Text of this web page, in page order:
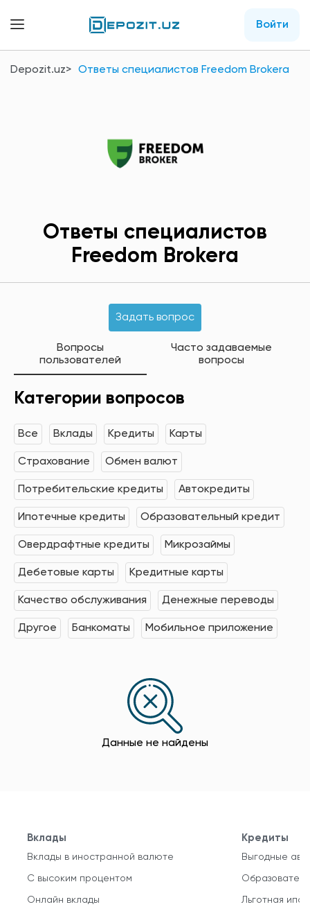
Войти
Depozit.uz Ответы специалистов Freedom Brokerа
Ответы специалистов
Freedom Brokerа
Задать вопрос
Вопросы
пользователей
Часто задаваемые
вопросы
Категории вопросов
Все Вклады Кредиты Карты
Страхование Обмен валют
Потребительские кредиты Автокредиты
Ипотечные кредиты Образовательный кредит
Овердрафтные кредиты Микрозаймы
Дебетовые карты Кредитные карты
Качество обслуживания Денежные переводы
Другое Банкоматы Мобильное приложение
Данные не найдены
Вклады
Вклады в иностранной валюте
С высоким процентом
Онлайн вклады
Кредиты
Выгодные
Льготная